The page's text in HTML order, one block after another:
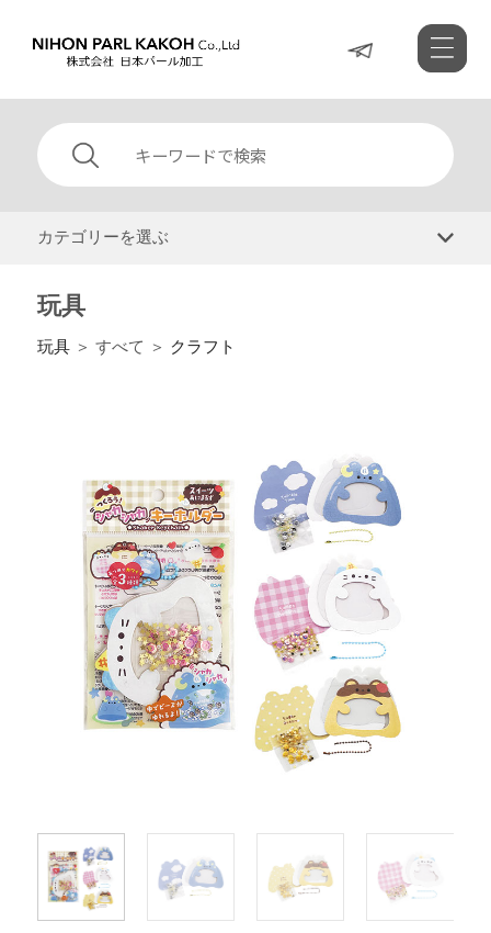
カテゴリーを選ぶ
玩具
玩具＞ すべて ＞ クラフト